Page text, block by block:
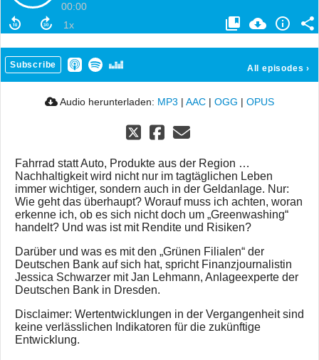
00:00
Subscribe All episodes ›
Audio herunterladen: MP3 | AAC | OGG | OPUS
Fahrrad statt Auto, Produkte aus der Region …
Nachhaltigkeit wird nicht nur im tagtäglichen Leben
immer wichtiger, sondern auch in der Geldanlage. Nur:
Wie geht das überhaupt? Worauf muss ich achten, woran
erkenne ich, ob es sich nicht doch um „Greenwashing“
handelt? Und was ist mit Rendite und Risiken?
Darüber und was es mit den „Grünen Filialen“ der
Deutschen Bank auf sich hat, spricht Finanzjournalistin
Jessica Schwarzer mit Jan Lehmann, Anlageexperte der
Deutschen Bank in Dresden.
Disclaimer: Wertentwicklungen in der Vergangenheit sind
keine verlässlichen Indikatoren für die zukünftige
Entwicklung.